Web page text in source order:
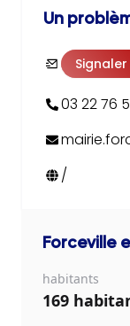
Un
03 22 76
/
Forceville
habitants
169